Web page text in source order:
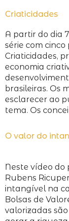
Criaticidades
A partir do dia
série com
Criaticidades,
economia
brasileiras. Os
esclarecer ao
tema. Os
O valor do
Neste vídeo do
Rubens
intangível na
Bolsas de
valorizadas